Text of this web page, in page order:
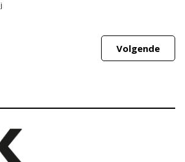
Volgende